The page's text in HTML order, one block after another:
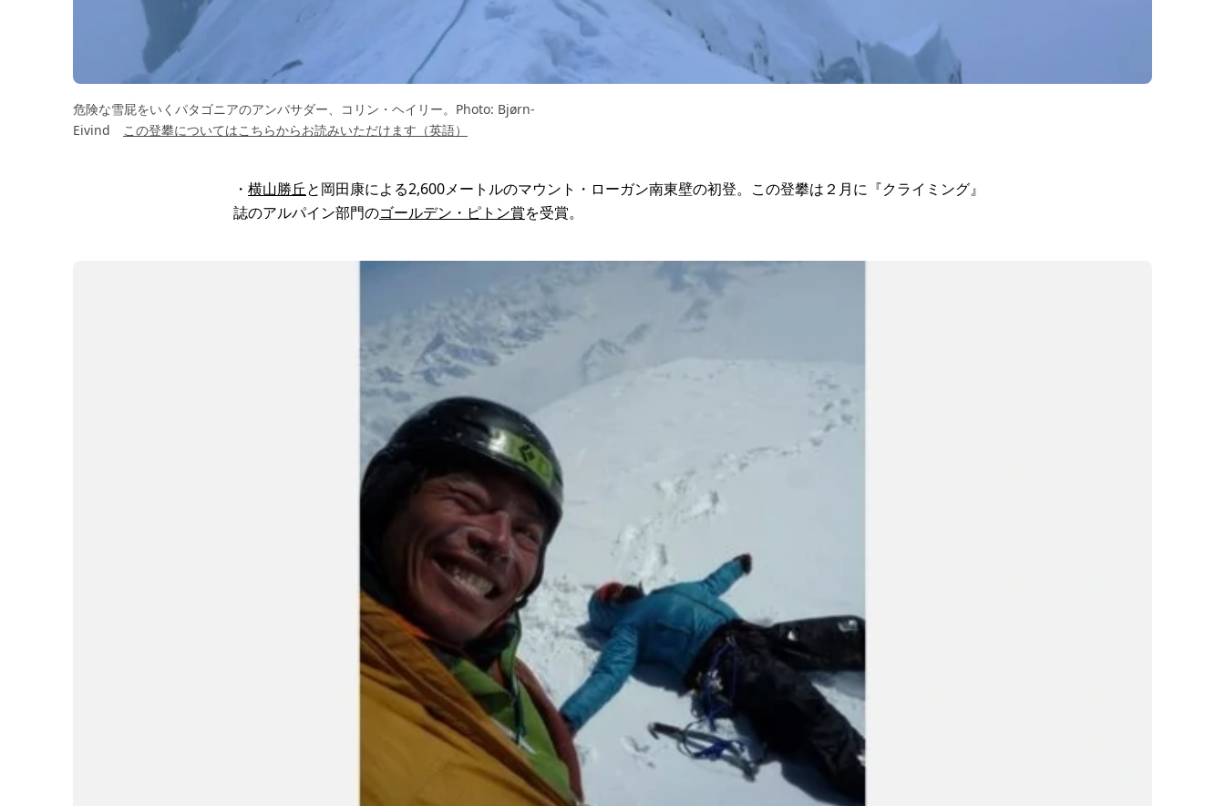
危険な雪屁をいくパタゴニアのアンバサダー、コリン・ヘイリー。Photo: Bjørn-
Eivind
この登攀についてはこちらからお読みいただけます（英語）
・ 横山勝丘と岡田康による2,600メートルのマウント・ローガン南東壁の初登。この登攀は２月に『クライミング』
誌のアルパイン部門のゴールデン・ピトン賞を受賞。